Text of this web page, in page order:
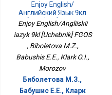
Enjoy English/
Английский Язык 9кл
[Учебник] ФГОС
Enjoy English/Angliiskii
iazyk 9kl [Uchebnik] FGOS
, Biboletova M.Z.,
Babushis E.E., Klark O.I.,
Morozov
Биболетова М.З.,
Бабушис Е.Е., Кларк